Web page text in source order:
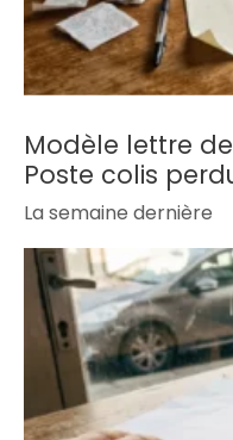
Modèle lettre
Poste colis
La semaine dernière